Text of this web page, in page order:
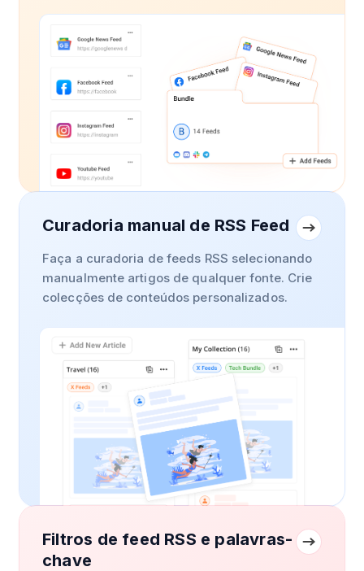
Curadoria manual de RSS Feed
Faça a curadoria de feeds RSS selecionando
manualmente artigos de qualquer fonte. Crie
colecções de conteúdos personalizados.
Filtros de feed RSS e palavras-
chave